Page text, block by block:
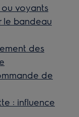
voyants
le bandeau
des
de
: influence